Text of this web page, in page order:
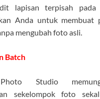
lapisan terpisah
Anda untuk membuat
mengubah foto asli.
Batch
Studio
sekelompok foto